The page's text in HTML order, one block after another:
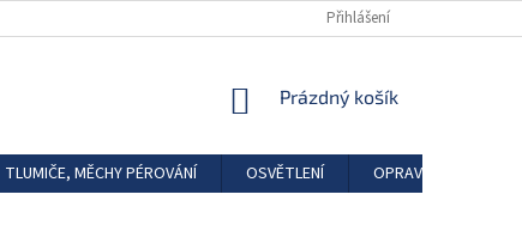
Přihlášení
NÁKUPNÍ
Prázdný košík
TLUMIČE, MĚCHY PÉROVÁNÍ OSVĚTLENÍ
OPRAVÁRENSKÉ